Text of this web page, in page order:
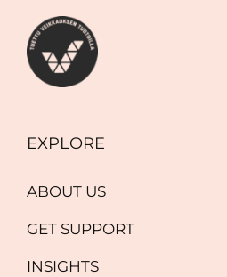
EXPLORE
ABOUT US
GET SUPPORT
INSIGHTS